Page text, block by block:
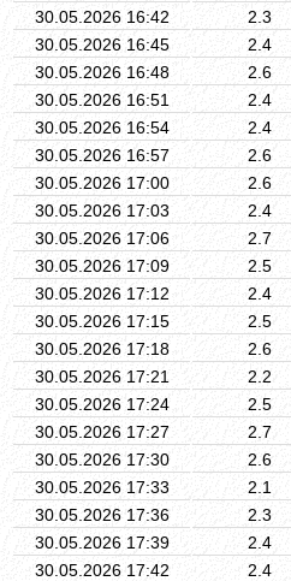
30.05.2026 16:42
2.3
30.05.2026 16:45
2.4
30.05.2026 16:48
2.6
30.05.2026 16:51
2.4
30.05.2026 16:54
2.4
30.05.2026 16:57
2.6
30.05.2026 17:00
2.6
30.05.2026 17:03
2.4
30.05.2026 17:06
2.7
30.05.2026 17:09
2.5
30.05.2026 17:12
2.4
30.05.2026 17:15
2.5
30.05.2026 17:18
2.6
30.05.2026 17:21
2.2
30.05.2026 17:24
2.5
30.05.2026 17:27
2.7
30.05.2026 17:30
2.6
30.05.2026 17:33
2.1
30.05.2026 17:36
2.3
30.05.2026 17:39
2.4
30.05.2026 17:42
2.4